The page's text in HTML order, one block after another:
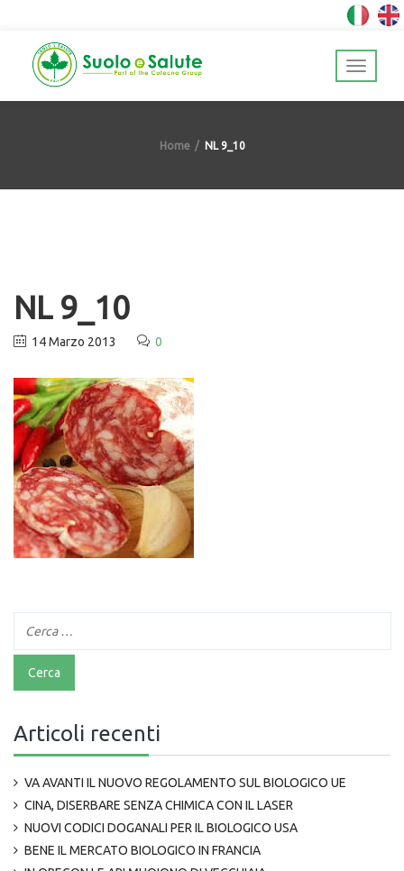
Home NL 9_10
NL 9_10
14 Marzo 2013 0
Articoli recenti
VA AVANTI IL NUOVO REGOLAMENTO SUL BIOLOGICO UE
CINA, DISERBARE SENZA CHIMICA CON IL LASER
NUOVI CODICI DOGANALI PER IL BIOLOGICO USA
BENE IL MERCATO BIOLOGICO IN FRANCIA